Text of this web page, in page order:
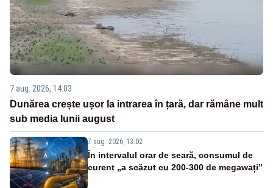
7 aug. 2026, 14:03
Dunărea crește ușor la intrarea în țară, dar rămâne mult
sub media lunii august
7 aug. 2026, 13:02
În intervalul orar de seară, consumul de
curent „a scăzut cu 200-300 de megawați”